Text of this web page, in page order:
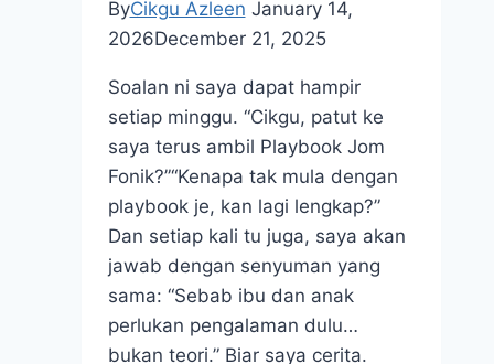
ByCikgu Azleen January 14,
2026December 21, 2025
Soalan ni saya dapat hampir
setiap minggu. “Cikgu, patut ke
saya terus ambil Playbook Jom
Fonik?”“Kenapa tak mula dengan
playbook je, kan lagi lengkap?”
Dan setiap kali tu juga, saya akan
jawab dengan senyuman yang
sama: “Sebab ibu dan anak
perlukan pengalaman dulu…
bukan teori.” Biar saya cerita.